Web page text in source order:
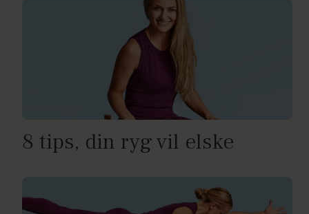
8 tips, din ryg vil elske